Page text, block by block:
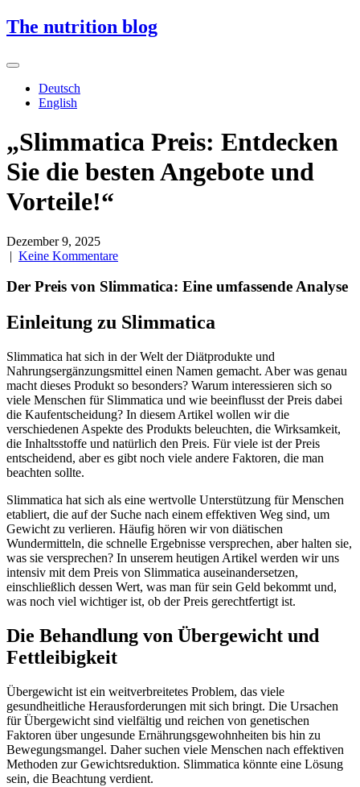
Skip
to
The nutrition blog
Deutsch
English
„Slimmatica Preis: Entdecken
Sie die besten Angebote und
Vorteile!“
Dezember 9, 2025
| Keine Kommentare
Der Preis von Slimmatica: Eine umfassende Analyse
Einleitung zu Slimmatica
Slimmatica hat sich in der Welt der Diätprodukte und
Nahrungsergänzungsmittel einen Namen gemacht. Aber was genau
macht dieses Produkt so besonders? Warum interessieren sich so
viele Menschen für Slimmatica und wie beeinflusst der Preis dabei
die Kaufentscheidung? In diesem Artikel wollen wir die
verschiedenen Aspekte des Produkts beleuchten, die Wirksamkeit,
die Inhaltsstoffe und natürlich den Preis. Für viele ist der Preis
entscheidend, aber es gibt noch viele andere Faktoren, die man
beachten sollte.
Slimmatica hat sich als eine wertvolle Unterstützung für Menschen
etabliert, die auf der Suche nach einem effektiven Weg sind, um
Gewicht zu verlieren. Häufig hören wir von diätischen
Wundermitteln, die schnelle Ergebnisse versprechen, aber halten sie,
was sie versprechen? In unserem heutigen Artikel werden wir uns
intensiv mit dem Preis von Slimmatica auseinandersetzen,
einschließlich dessen Wert, was man für sein Geld bekommt und,
was noch viel wichtiger ist, ob der Preis gerechtfertigt ist.
Die Behandlung von Übergewicht und
Fettleibigkeit
Übergewicht ist ein weitverbreitetes Problem, das viele
gesundheitliche Herausforderungen mit sich bringt. Die Ursachen
für Übergewicht sind vielfältig und reichen von genetischen
Faktoren über ungesunde Ernährungsgewohnheiten bis hin zu
Bewegungsmangel. Daher suchen viele Menschen nach effektiven
Methoden zur Gewichtsreduktion. Slimmatica könnte eine Lösung
sein, die Beachtung verdient.